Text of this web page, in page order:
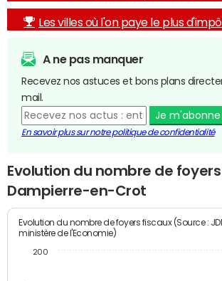
Les villes où l'on paye le plus
A ne pas manquer
Recevez nos astuces et bons plans
mail.
Je m'abonne
En savoir plus sur notre politique de confidentialité
Evolution du nombre de
Dampierre-en-Crot
Evolution du nombre de foyers fiscaux (Source :
ministère de l'Economie)
200